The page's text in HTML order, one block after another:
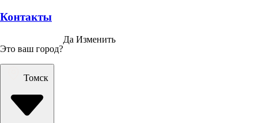
Контакты
Это ваш город?
Да Изменить
Томск